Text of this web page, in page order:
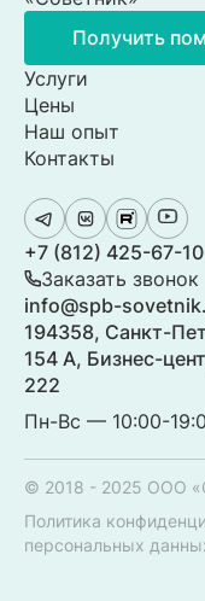
Получить
Услуги
Цены
Наш опыт
Контакты
+7 (812) 425-67-10
Заказать звонок
info@spb-
194358, Санкт-
154 А, Бизнес-
222
Пн-Вс — 10:00-
© 2018 - 2025 ООО
Политика
персональных